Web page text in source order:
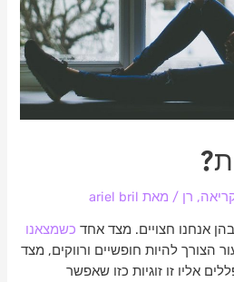
, רן / מאת ariel bril
אנחנו חצויים. מצד אחד כשמצאנו
הצורך להיות חופשיים ורווקים, מצד
אליו זו זוגיות כזו שאפשר